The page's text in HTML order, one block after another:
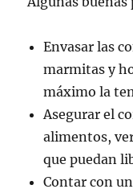
Envasar las
marmitas y
máximo la
Asegurar el
alimentos,
que puedan
Contar con